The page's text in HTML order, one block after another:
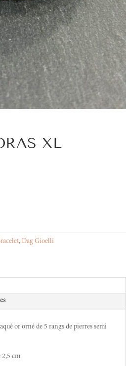
XL
, Dag Gioelli
or orné de 5 rangs de pierres semi
2,5 cm